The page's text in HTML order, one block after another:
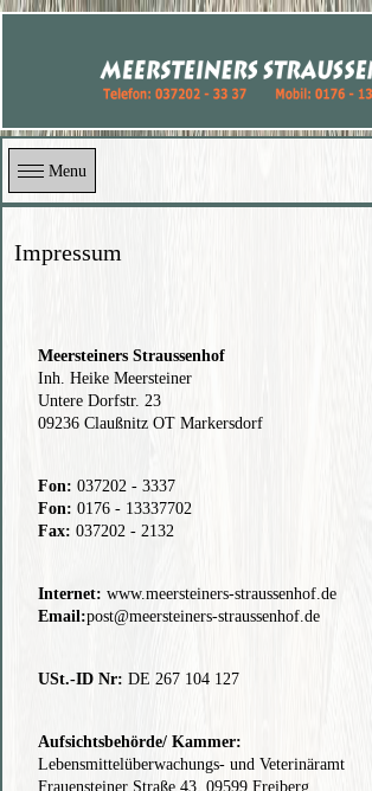
Menu
Impressum
Meersteiners Straussenhof
Inh. Heike Meersteiner
Untere Dorfstr. 23
09236 Claußnitz OT Markersdorf
Fon: 037202 - 3337
Fon: 0176 - 13337702
Fax: 037202 - 2132
Internet: www.meersteiners-straussenhof.de
Email:post@meersteiners-straussenhof.de
USt.-ID Nr: DE 267 104 127
Aufsichtsbehörde/ Kammer:
Lebensmittelüberwachungs- und Veterinäramt
Frauensteiner Straße 43, 09599 Freiberg